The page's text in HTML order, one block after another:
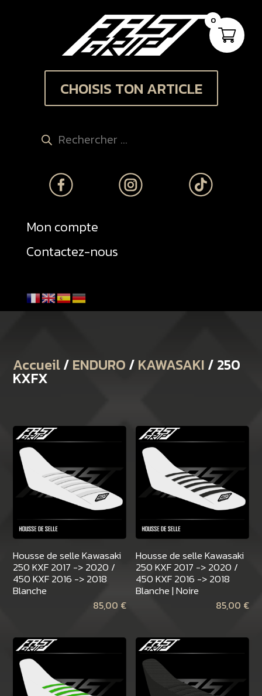
CHOISIS TON ARTICLE
produits
Mon compte
Contactez-nous
Accueil/ ENDURO / KAWASAKI / 250
KXFX
Housse de selle Kawasaki
250 KXF 2017 -> 2020 /
450 KXF 2016 -> 2018
Blanche
85,00 €
Housse de selle Kawasaki
250 KXF 2017 -> 2020 /
450 KXF 2016 -> 2018
Blanche | Noire
85,00 €
0